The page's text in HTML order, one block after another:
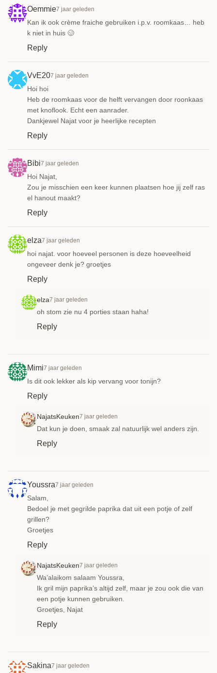
Oemmie7 jaar geleden
Kan ik ook crème fraiche gebruiken i.p.v. roomkaas… heb
k niet in huis 🥴
Reply
VvE207 jaar geleden
Hoi hoi
Heb de roomkaas voor de helft vervangen door roonkaas
met knoflook. Echt een aanrader.
Dankjewel Najat voor je heerlijke recepten
Reply
Bibi7 jaar geleden
Hoi Najat,
Zou je misschien een keer kunnen plaatsen hoe jij zelf ras
el hanout maakt?
Reply
elza7 jaar geleden
hoi najat. voor hoeveel personen is deze hoeveelheid
ongeveer denk je? groetjes
Reply
elza7 jaar geleden
oh stom zie nu 4 porties staan haha!
Reply
Mimi7 jaar geleden
Is dit ook lekker als kip vervang voor tonijn?
Reply
NajatsKeuken7 jaar geleden
Dat kun je doen, smaak zal natuurlijk wel anders zijn.
Reply
Youssra7 jaar geleden
Salam,
Bedoel je met gegrilde paprika dat uit een potje of zelf
grillen?
Groetjes
Reply
NajatsKeuken7 jaar geleden
Wa’alaikom salaam Youssra,
Ik gril mijn paprika’s altijd zelf, maar je zou ook die van
een potje kunnen gebruiken.
Groetjes, Najat
Reply
Sakina7 jaar geleden